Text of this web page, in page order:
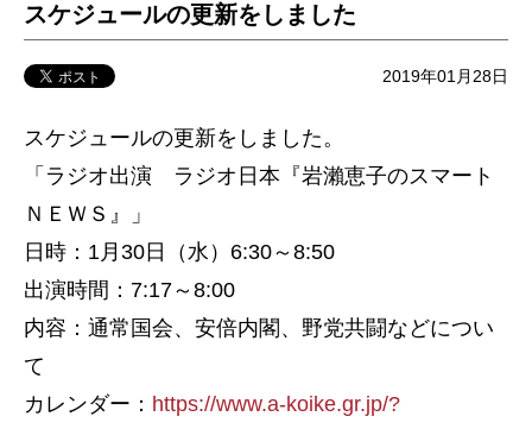
スケジュールの更新をしました
2019年01月28日
スケジュールの更新をしました。
「ラジオ出演 ラジオ日本『岩瀨恵子のスマート
ＮＥＷＳ』」
日時：1月30日（水）6:30～8:50
出演時間：7:17～8:00
内容：通常国会、安倍内閣、野党共闘などについ
て
カレンダー： https://www.a-koike.gr.jp/?